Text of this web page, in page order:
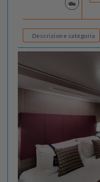
Descrizione categoria